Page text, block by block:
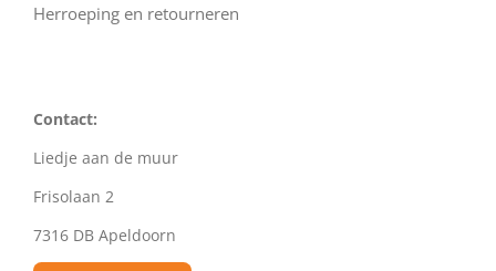
Herroeping en retourneren
Contact:
Liedje aan de muur
Frisolaan 2
7316 DB Apeldoorn